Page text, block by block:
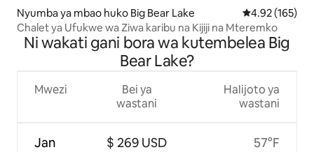
Nyumba ya mbao huko Big Bear Lake Ukadiriaji wa
4.92 (165)
Chalet ya Ufukwe wa Ziwa karibu na Kijiji na Mteremko
Ni wakati gani bora wa kutembelea Big
Bear Lake?
Mwezi
Jan
Bei ya
wastani
$ 269 USD
Halijoto ya
wastani
57°F